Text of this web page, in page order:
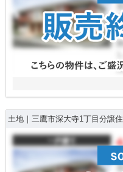
土地｜三鷹市深大寺1丁目分譲